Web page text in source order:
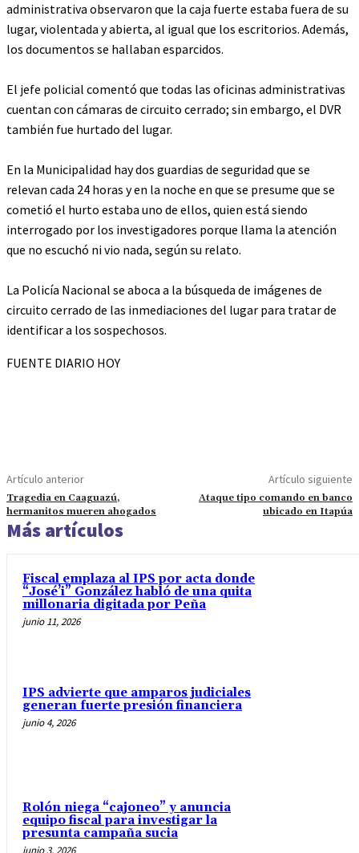
administrativa observaron que la caja fuerte estaba fuera de su
lugar, violentada y abierta, al igual que los escritorios. Además,
los documentos se hallaban esparcidos.
El jefe policial comentó que todas las oficinas administrativas
cuentan con cámaras de circuito cerrado; sin embargo, el DVR
también fue hurtado del lugar.
En la Municipalidad hay dos guardias de seguridad que se
relevan cada 24 horas y en la noche en que se presume que se
cometió el hurto estaba uno de ellos, quien está siendo
interrogado por los investigadores porque llama la atención
que no escuchó ni vio nada, según su relato.
La Policía Nacional se aboca a la búsqueda de imágenes de
circuito cerrado de las inmediaciones del lugar para tratar de
identificar a los sospechosos.
FUENTE DIARIO HOY
Artículo anterior
Tragedia en Caaguazú,
hermanitos mueren ahogados
Artículo siguiente
Ataque tipo comando en banco
ubicado en Itapúa
Más artículos
Fiscal emplaza al IPS por acta donde
“José’i” González habló de una quita
millonaria digitada por Peña
junio 11, 2026
IPS advierte que amparos judiciales
generan fuerte presión financiera
junio 4, 2026
Rolón niega “cajoneo” y anuncia
equipo fiscal para investigar la
presunta campaña sucia
junio 3, 2026